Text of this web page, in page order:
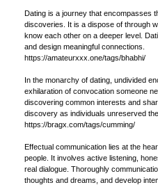
Dating is a journey that encompasses
discoveries. It is a dispose of through
know each other on a deeper level.
and design meaningful connections.
https://amateurxxx.one/tags/bhabhi/
In the monarchy of dating, undivided
exhilaration of convocation someone
discovering common interests and
discovery as individuals unreserved
https://bragx.com/tags/cumming/
Effectual communication lies at the
people. It involves active listening,
real dialogue. Thoroughly
thoughts and dreams, and develop